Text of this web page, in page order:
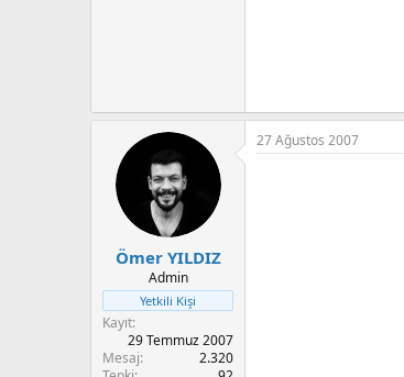
Ömer YILDIZ
Admin
Yetkili Kişi
Kayıt
29 Temmuz 2007
Mesaj
2.320
27 Ağustos 2007